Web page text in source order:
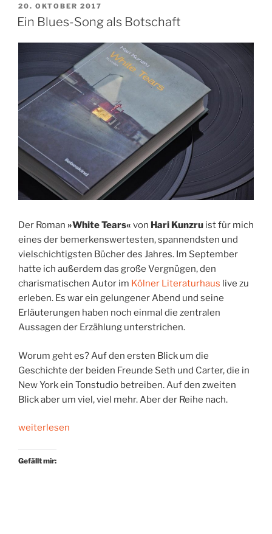
VERÖFFENTLICHT
AM
20. OKTOBER 2017
Ein Blues-Song als Botschaft
Der Roman »White Tears« von Hari Kunzru ist für mich
eines der bemerkenswertesten, spannendsten und
vielschichtigsten Bücher des Jahres. Im September
hatte ich außerdem das große Vergnügen, den
charismatischen Autor im Kölner Literaturhaus live zu
erleben. Es war ein gelungener Abend und seine
Erläuterungen haben noch einmal die zentralen
Aussagen der Erzählung unterstrichen.
Worum geht es? Auf den ersten Blick um die
Geschichte der beiden Freunde Seth und Carter, die in
New York ein Tonstudio betreiben. Auf den zweiten
Blick aber um viel, viel mehr. Aber der Reihe nach.
„Ein
Song
weiterlesen
Gefällt mir: